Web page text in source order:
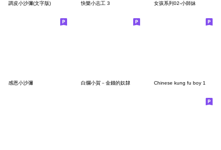
調皮小沙彌(文字版) 快樂小志工 3 女孩系列02-小師妹
感恩小沙彌 白爛小賀－金錢的奴隸 Chinese kung fu boy 1